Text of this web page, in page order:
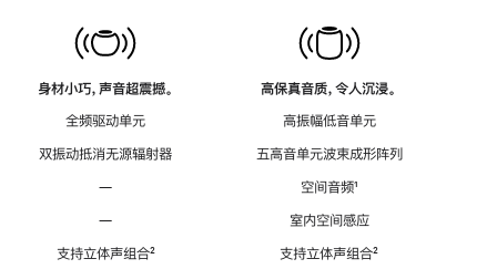
身材小巧，声音超震撼。
全频驱动单元
双振动抵消无源辐射器
—
—
支持立体声组合脚
²
高保真音质，令人沉浸。
高振幅低音单元
五高音单元波束成形阵列
空间音频脚
¹
室内空间感应
支持立体声组合脚
²